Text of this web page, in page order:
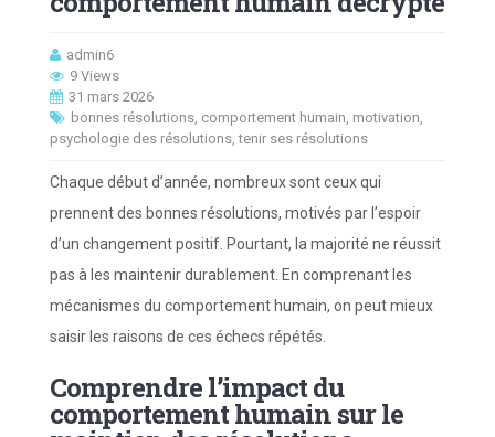
admin6
9 Views
31 mars 2026
bonnes résolutions, comportement humain, motivation,
psychologie des résolutions,tenir ses résolutions
Chaque début d’année, nombreux sont ceux qui
prennent des bonnes résolutions, motivés par l’espoir
d’un changement positif. Pourtant, la majorité ne réussit
pas à les maintenir durablement. En comprenant les
mécanismes du comportement humain, on peut mieux
saisir les raisons de ces échecs répétés.
Comprendre l’impact du
comportement humain sur le